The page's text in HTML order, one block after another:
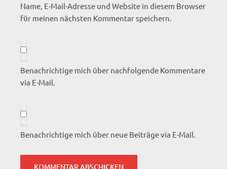
Name, E-Mail-Adresse und Website in diesem Browser
für meinen nächsten Kommentar speichern.
Benachrichtige mich über nachfolgende Kommentare
via E-Mail.
Benachrichtige mich über neue Beiträge via E-Mail.